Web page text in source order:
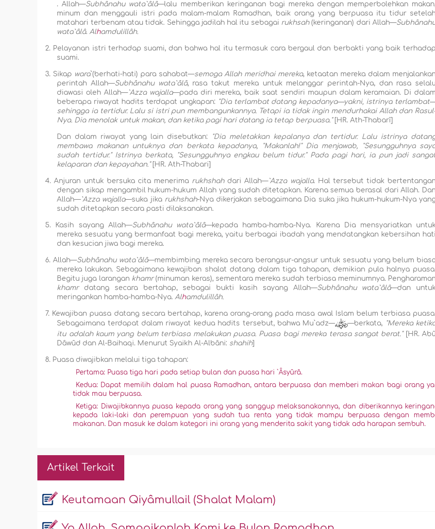
. Allah—Subhânahu wata`âlâ—lalu memberikan keringanan bagi mereka dengan memperbolehkan
minum dan menggauli istri pada malam-malam Ramadhan, baik orang yang berpuasa itu tidur
matahari terbenam atau tidak. Sehingga jadilah hal itu sebagai rukhsah(keringanan) dari Allah—
wata`âlâ.Alhamdulillâh.
2. Pelayanan istri terhadap suami, dan bahwa hal itu termasuk cara bergaul dan berbakti yang baik terhadap
suami.
3. Sikap wara`(berhati-hati) para sahabat—semoga Allah meridhai mereka, ketaatan mereka dalam
perintah Allah—Subhânahu wata`âlâ, rasa takut mereka untuk melanggar perintah-Nya, dan rasa
diawasi oleh Allah—`Azza wajalla—pada diri mereka, baik saat sendiri maupun dalam keramaian. Di dalam
beberapa riwayat hadits terdapat ungkapan: "Dia terlambat datang kepadanya—yakni, istrinya
sehingga ia tertidur. Lalu si istri pun membangunkannya. Tetapi ia tidak ingin mendurhakai Allah dan
Nya. Dia menolak untuk makan, dan ketika pagi hari datang ia tetap berpuasa."[HR. Ath-Thabarî]
Dan dalam riwayat yang lain disebutkan:
"Dia meletakkan kepalanya dan tertidur. Lalu istrinya
membawa makanan untuknya dan berkata kepadanya, "Makanlah!" Dia menjawab, "Sesungguhnya
sudah tertidur." Istrinya berkata, "Sesungguhnya engkau belum tidur." Pada pagi hari, ia pun jadi
kelaparan dan kepayahan."[HR. Ath-Thabari]
4. Anjuran untuk bersuka cita menerima rukhshahdari Allah—`Azza wajalla. Hal tersebut tidak
dengan sikap mengambil hukum-hukum Allah yang sudah ditetapkan. Karena semua berasal dari Allah.
Allah—`Azza wajalla—suka jika rukhshah-Nya dikerjakan sebagaimana Dia suka jika hukum-hukum-Nya
sudah ditetapkan secara pasti dilaksanakan.
5. Kasih sayang Allah—Subhânahu wata`âlâ—kepada hamba-hamba-Nya. Karena Dia mensyariatkan untuk
mereka sesuatu yang bermanfaat bagi mereka, yaitu berbagai ibadah yang mendatangkan kebersihan hati
dan kesucian jiwa bagi mereka.
6. Allah—Subhânahu wata`âlâ—membimbing mereka secara berangsur-angsur untuk sesuatu yang belum
mereka lakukan. Sebagaimana kewajiban shalat datang dalam tiga tahapan, demikian pula halnya puasa.
Begitu juga larangan khamr(minuman keras), sementara mereka sudah terbiasa meminumnya.
khamrdatang secara bertahap, sebagai bukti kasih sayang Allah—Subhânahu wata`âlâ—dan untuk
meringankan hamba-hamba-Nya.Alhamdulillâh.
7. Kewajiban puasa datang secara bertahap, karena orang-orang pada masa awal Islam belum terbiasa puasa.
Sebagaimana terdapat dalam riwayat kedua hadits tersebut, bahwa Mu`adz—
—berkata, "Mereka
itu adalah kaum yang belum terbiasa melakukan puasa. Puasa bagi mereka terasa sangat berat."[HR.
Dâwûd dan Al-Baihaqi. Menurut Syaikh Al-Albâni: shahih]
8. Puasa diwajibkan melalui tiga tahapan:
Pertama: Puasa tiga hari pada setiap bulan dan puasa hari `Âsyûrâ.
Kedua: Dapat memilih dalam hal puasa Ramadhan, antara berpuasa dan memberi makan bagi orang
tidak mau berpuasa.
Ketiga: Diwajibkannya puasa kepada orang yang sanggup melaksanakannya, dan diberikannya
kepada laki-laki dan perempuan yang sudah tua renta yang tidak mampu berpuasa dengan
makanan. Dan masuk ke dalam kategori ini orang yang menderita sakit yang tidak ada harapan sembuh.
Artikel Terkait
Keutamaan Qiyâmullail (Shalat Malam)